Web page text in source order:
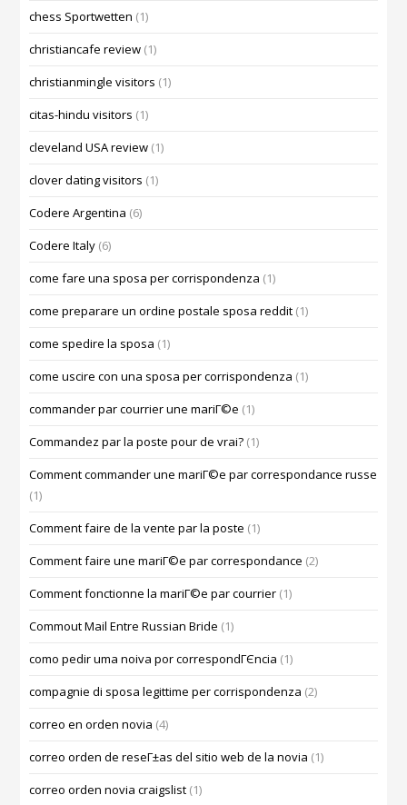
chess Sportwetten (1)
christiancafe review (1)
christianmingle visitors (1)
citas-hindu visitors (1)
cleveland USA review (1)
clover dating visitors (1)
Codere Argentina (6)
Codere Italy (6)
come fare una sposa per corrispondenza (1)
come preparare un ordine postale sposa reddit (1)
come spedire la sposa (1)
come uscire con una sposa per corrispondenza (1)
commander par courrier une mariГ©e (1)
Commandez par la poste pour de vrai? (1)
Comment commander une mariГ©e par correspondance russe
(1)
Comment faire de la vente par la poste (1)
Comment faire une mariГ©e par correspondance (2)
Comment fonctionne la mariГ©e par courrier (1)
Commout Mail Entre Russian Bride (1)
como pedir uma noiva por correspondГЄncia (1)
compagnie di sposa legittime per corrispondenza (2)
correo en orden novia (4)
correo orden de reseГ±as del sitio web de la novia (1)
correo orden novia craigslist (1)